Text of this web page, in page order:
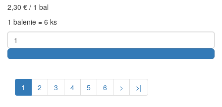
2,30 € / 1 bal
1 balenie = 6 ks
1 2 3 4 5 6 > >|